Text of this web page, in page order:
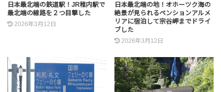
日本最北端の鉄道駅！JR稚内駅で
最北端の線路を２つ目撃した
2026年3月12日
日本最北端の地！オホーツク海の
絶景が見られるペンションアルメ
リアに宿泊して宗谷岬までドライ
ブした
2026年3月12日